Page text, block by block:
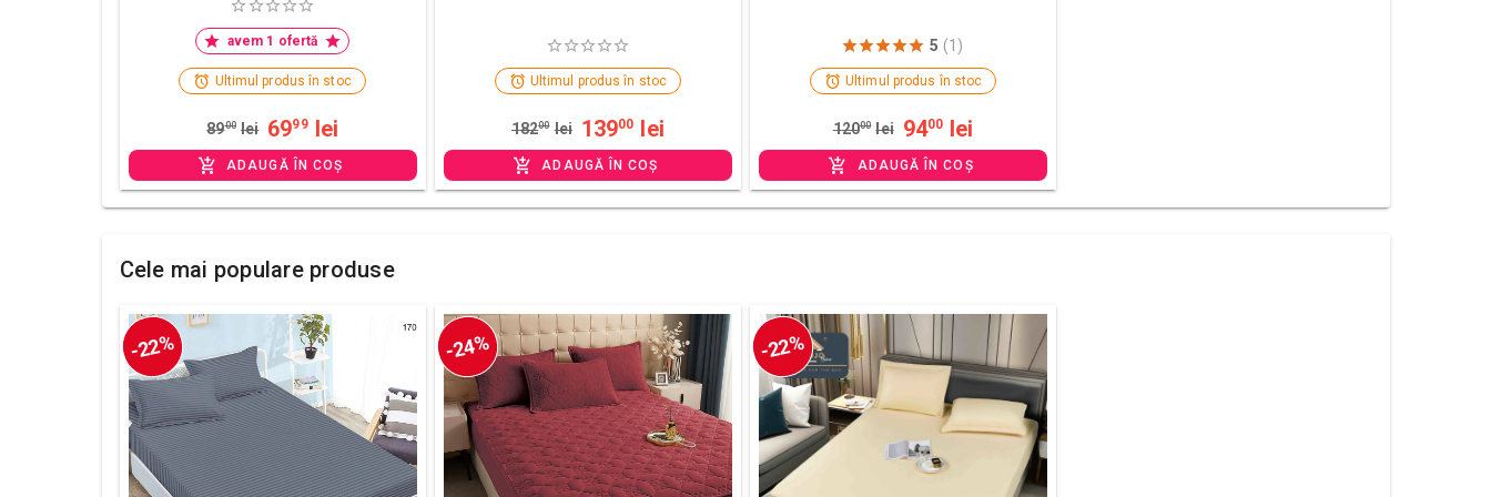
avem 1 ofertă
Ultimul produs în stoc
8900 lei 6999 lei
ADAUGĂ ÎN COȘ
Ultimul produs în stoc
18200 lei 13900 lei
ADAUGĂ ÎN COȘ
5 (1)
Ultimul produs în stoc
12000 lei 9400 lei
ADAUGĂ ÎN COȘ
Cele mai populare produse
-22% -24% -22%